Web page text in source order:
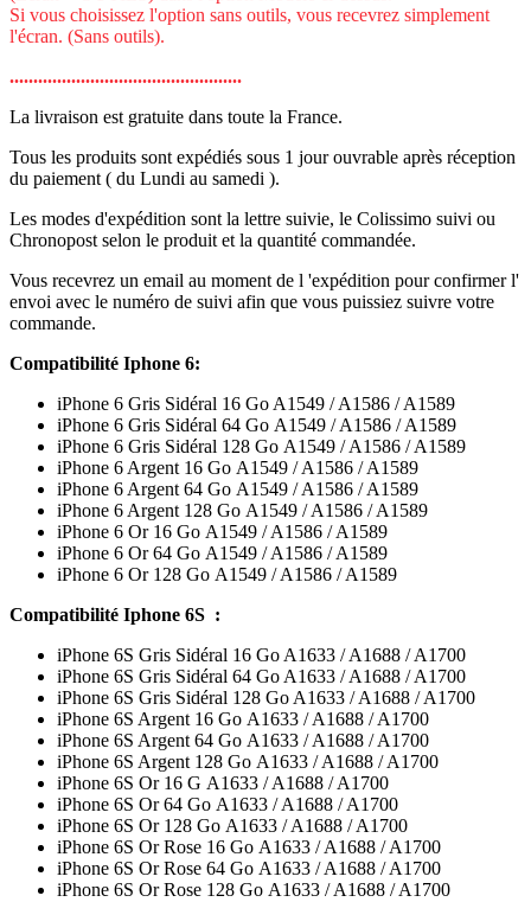
Si vous choisissez l'option sans outils, vous recevrez simplement
l'écran. (Sans outils).
.................................................
La livraison est gratuite dans toute la France.
Tous les produits sont expédiés sous 1 jour ouvrable après réception
du paiement ( du Lundi au samedi ).
Les modes d'expédition sont la lettre suivie, le Colissimo suivi ou
Chronopost selon le produit et la quantité commandée.
Vous recevrez un email au moment de l 'expédition pour confirmer l'
envoi avec le numéro de suivi afin que vous puissiez suivre votre
commande.
Compatibilité Iphone 6:
iPhone 6 Gris Sidéral 16 Go A1549 / A1586 / A1589
iPhone 6 Gris Sidéral 64 Go A1549 / A1586 / A1589
iPhone 6 Gris Sidéral 128 Go A1549 / A1586 / A1589
iPhone 6 Argent 16 Go A1549 / A1586 / A1589
iPhone 6 Argent 64 Go A1549 / A1586 / A1589
iPhone 6 Argent 128 Go A1549 / A1586 / A1589
iPhone 6 Or 16 Go A1549 / A1586 / A1589
iPhone 6 Or 64 Go A1549 / A1586 / A1589
iPhone 6 Or 128 Go A1549 / A1586 / A1589
Compatibilité Iphone 6S :
iPhone 6S Gris Sidéral 16 Go A1633 / A1688 / A1700
iPhone 6S Gris Sidéral 64 Go A1633 / A1688 / A1700
iPhone 6S Gris Sidéral 128 Go A1633 / A1688 / A1700
iPhone 6S Argent 16 Go A1633 / A1688 / A1700
iPhone 6S Argent 64 Go A1633 / A1688 / A1700
iPhone 6S Argent 128 Go A1633 / A1688 / A1700
iPhone 6S Or 16 G A1633 / A1688 / A1700
iPhone 6S Or 64 Go A1633 / A1688 / A1700
iPhone 6S Or 128 Go A1633 / A1688 / A1700
iPhone 6S Or Rose 16 Go A1633 / A1688 / A1700
iPhone 6S Or Rose 64 Go A1633 / A1688 / A1700
iPhone 6S Or Rose 128 Go A1633 / A1688 / A1700